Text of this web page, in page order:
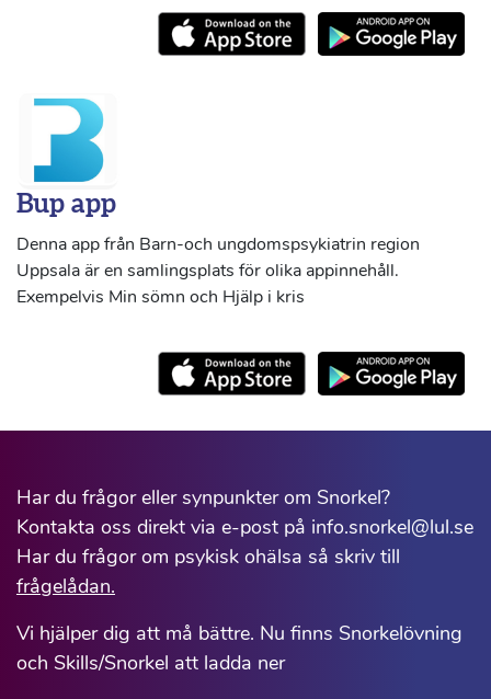
Bup app
Denna app från Barn-och ungdomspsykiatrin region
Uppsala är en samlingsplats för olika appinnehåll.
Exempelvis Min sömn och Hjälp i kris
Har du frågor eller synpunkter om Snorkel?
Kontakta oss direkt via e-post på info.snorkel@lul.se
Har du frågor om psykisk ohälsa så skriv till
frågelådan.
Vi hjälper dig att må bättre. Nu finns Snorkelövning
och Skills/Snorkel att ladda ner